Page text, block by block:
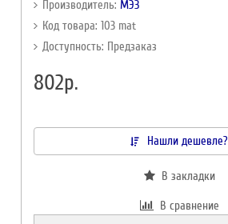
Производитель:МЭЗ
Код товара: 103 mat
Доступность: Предзаказ
802р.
Нашли дешевле?
В закладки
В сравнение